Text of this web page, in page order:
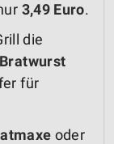
3,49 Euro.
die
für
oder